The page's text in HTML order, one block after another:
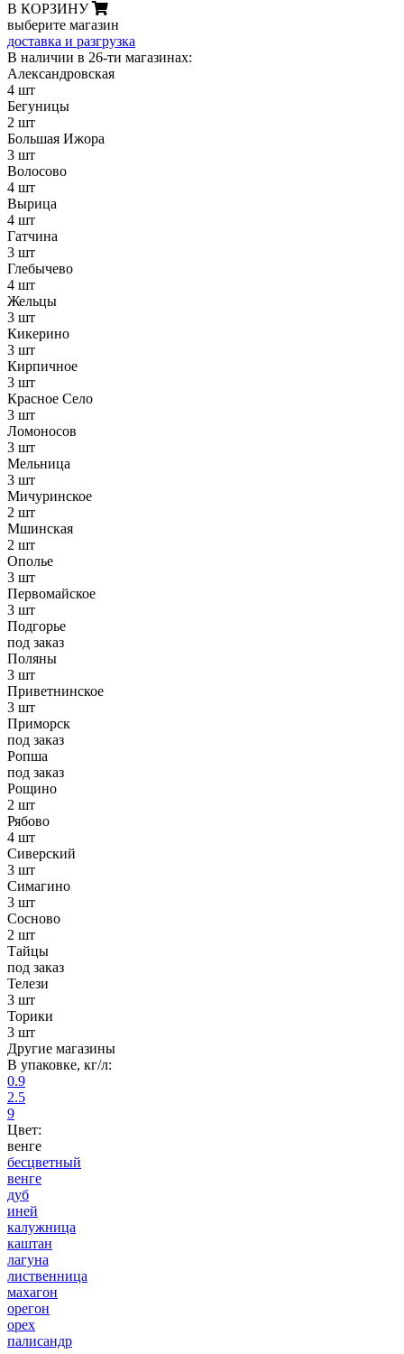
В КОРЗИНУ
выберите магазин
доставка и разгрузка
В наличии в 26-ти магазинах:
Александровская
4 шт
Бегуницы
2 шт
Большая Ижора
3 шт
Волосово
4 шт
Вырица
4 шт
Гатчина
3 шт
Глебычево
4 шт
Жельцы
3 шт
Кикерино
3 шт
Кирпичное
3 шт
Красное Село
3 шт
Ломоносов
3 шт
Мельница
3 шт
Мичуринское
2 шт
Мшинская
2 шт
Ополье
3 шт
Первомайское
3 шт
Подгорье
под заказ
Поляны
3 шт
Приветнинское
3 шт
Приморск
под заказ
Ропша
под заказ
Рощино
2 шт
Рябово
4 шт
Сиверский
3 шт
Симагино
3 шт
Сосново
2 шт
Тайцы
под заказ
Телези
3 шт
Торики
3 шт
Другие магазины
В упаковке, кг/л:
0.9
2.5
9
Цвет:
венге
бесцветный
венге
дуб
иней
калужница
каштан
лагуна
лиственница
махагон
орегон
орех
палисандр